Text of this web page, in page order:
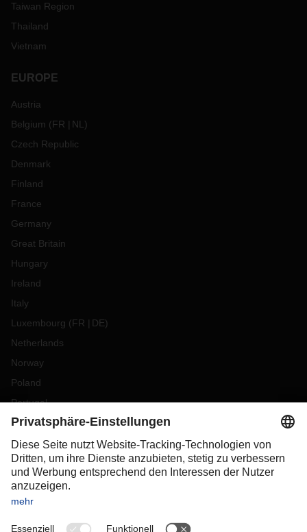
Taiwan Region
Thailand
Vietnam
EUROPE
Austria
Belgium (FR NL )
Czech Republic
Denmark
Finland
France
Germany
Great Britain
Hungary
Ireland
Italy
Luxembourg (FR DE)
Netherlands
Norway
Poland
Portugal
Romania
Slovakia
Spain
Sweden
Switzerland